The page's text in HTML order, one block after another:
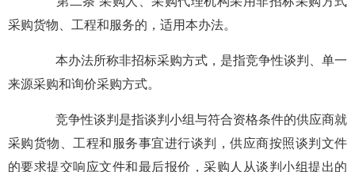
采购货物、工程和服务的，适用本办法。
本办法所称非招标采购方式，是指竞争性谈判、单一
来源采购和询价采购方式。
竞争性谈判是指谈判小组与符合资格条件的供应商就
采购货物、工程和服务事宜进行谈判，供应商按照谈判文件
的要求提交响应文件和最后报价，采购人从谈判小组提出的